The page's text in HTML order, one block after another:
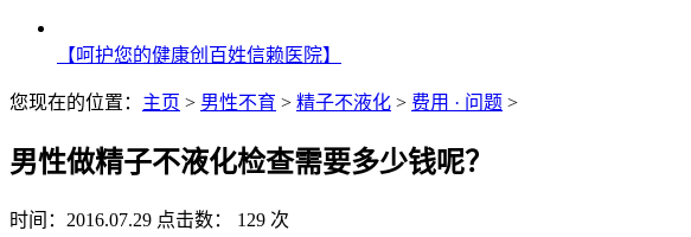
【呵护您的健康创百姓信赖医院】
您现在的位置： 主页 > 男性不育 > 精子不液化 > 费用 · 问题 >
男性做精子不液化检查需要多少钱呢？
时间：2016.07.29 点击数： 129 次